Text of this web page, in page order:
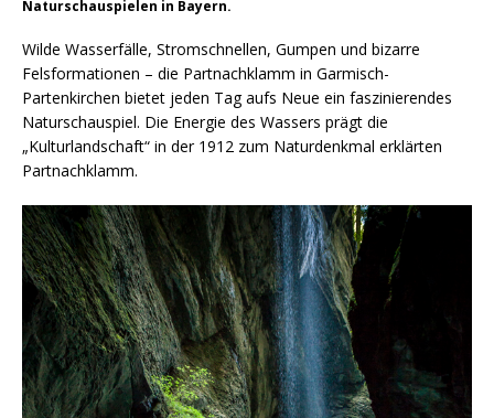
Naturschauspielen in Bayern.
Wilde Wasserfälle, Stromschnellen, Gumpen und bizarre
Felsformationen – die Partnachklamm in Garmisch-
Partenkirchen bietet jeden Tag aufs Neue ein faszinierendes
Naturschauspiel. Die Energie des Wassers prägt die
„Kulturlandschaft“ in der 1912 zum Naturdenkmal erklärten
Partnachklamm.